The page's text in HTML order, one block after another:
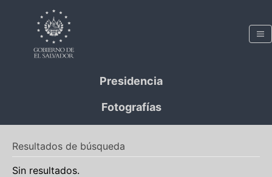
Presidencia
Fotografías
Resultados de búsqueda
Sin resultados.